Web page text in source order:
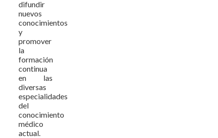
difundir
nuevos
conocimientos
y
promover
la
formación
continua
en las
diversas
especialidades
del
conocimiento
médico
actual.